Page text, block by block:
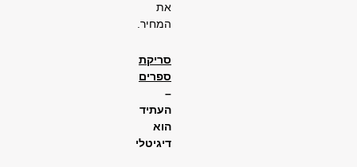
את
המחיר.
סריקת
ספרים
–
העתיד
הוא
דיגיטלי